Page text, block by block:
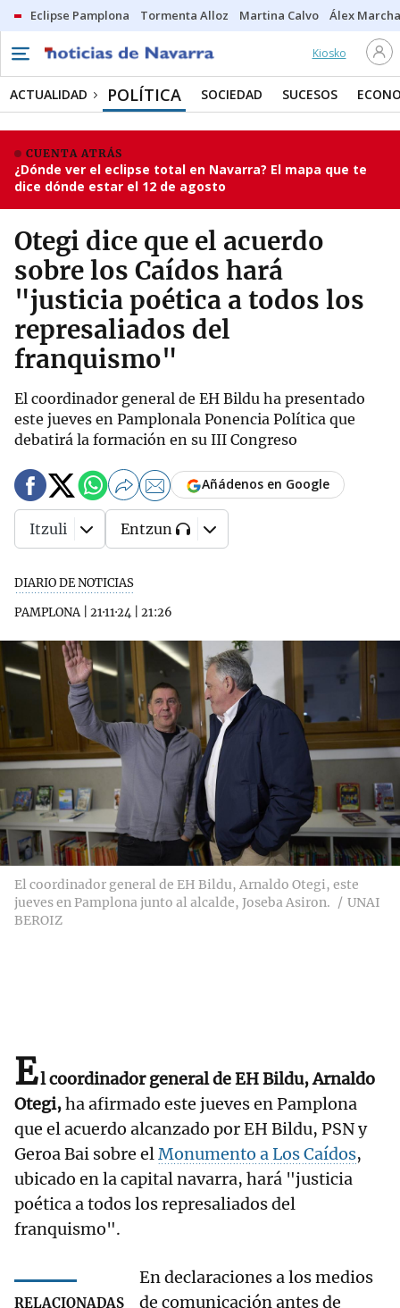
Eclipse Pamplona Tormenta Alloz Martina Calvo Álex
Kiosko
ACTUALIDAD POLÍTICA SOCIEDAD SUCESOS
CUENTA ATRÁS
¿Dónde ver el eclipse total en Navarra? El mapa que te
dice dónde estar el 12 de agosto
Otegi dice que el acuerdo
sobre los Caídos hará
"justicia poética a todos los
represaliados del
franquismo"
El coordinador general de EH Bildu ha presentado
este jueves en Pamplonala Ponencia Política que
debatirá la formación en su III Congreso
DIARIO DE NOTICIAS
PAMPLONA| 21·11·24 21:26
Añádenos en Google
Itzuli Entzun
El coordinador general de EH Bildu, Arnaldo Otegi, este
jueves en Pamplona junto al alcalde, Joseba Asiron.
UNAI
BEROIZ
El coordinador general de EH Bildu, Arnaldo
Otegi,ha afirmado este jueves en Pamplona
que el acuerdo alcanzado por EH Bildu, PSN y
Geroa Bai sobre elMonumento a Los Caídos,
ubicado en la capital navarra, hará "justicia
poética a todos los represaliados del
franquismo".
RELACIONADAS
En declaraciones a los medios
de comunicación antes de